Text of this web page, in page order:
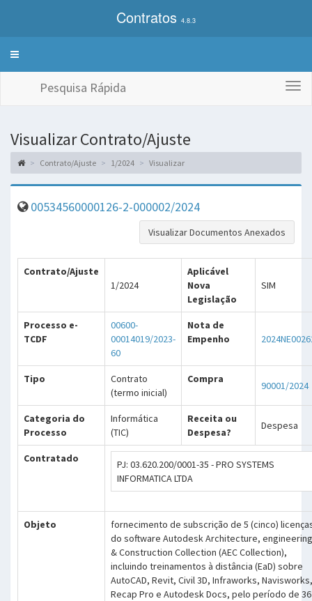
Contratos 4.8.3
Alterna
Pesquisa Rápida
Visualizar Contrato/Ajuste
Contrato/Ajuste 1/2024 Visualizar
00534560000126-2-000002/2024
Visualizar Documentos Anexados
Contrato/Ajuste
1/2024
Aplicável
Nova
Legislação
SIM
Processo e-
TCDF
00600-
00014019/2023-
60
Nota de
Empenho
Tipo
Contrato
(termo inicial)
Compra
90001/2024
Categoria do
Processo
Informática
(TIC)
Receita ou
Despesa?
Despesa
Contratado
PJ: 03.620.200/0001-35 - PRO SYSTEMS
INFORMATICA LTDA
Objeto
fornecimento de subscrição de 5 (cinco)
do software Autodesk Architecture, engineering
& Construction Collection (AEC Collection),
incluindo treinamentos à distância (EaD) sobre
AutoCAD, Revit, Civil 3D, Infraworks, Navisworks,
Recap Pro e Autodesk Docs, pelo período de 36